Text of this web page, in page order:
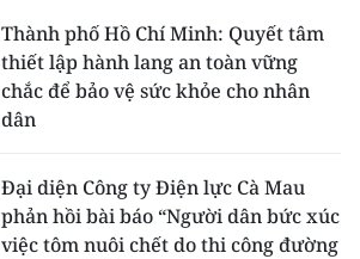
Thành phố Hồ Chí Minh: Quyết tâm
thiết lập hành lang an toàn vững
chắc để bảo vệ sức khỏe cho nhân
dân
Đại diện Công ty Điện lực Cà Mau
phản hồi bài báo “Người dân bức xúc
việc tôm nuôi chết do thi công đường